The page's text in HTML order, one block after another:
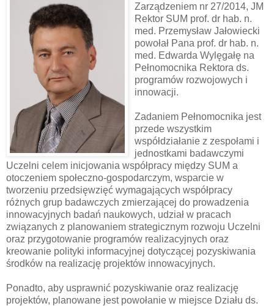
Zarządzeniem nr 27/2014, JM
Rektor SUM prof. dr hab. n.
med. Przemysław Jałowiecki
powołał Pana prof. dr hab. n.
med. Edwarda Wylęgałę na
Pełnomocnika Rektora ds.
programów rozwojowych i
innowacji.
Zadaniem Pełnomocnika jest
przede wszystkim
współdziałanie z zespołami i
jednostkami badawczymi
Uczelni celem inicjowania współpracy między SUM a
otoczeniem społeczno-gospodarczym, wsparcie w
tworzeniu przedsięwzięć wymagających współpracy
różnych grup badawczych zmierzającej do prowadzenia
innowacyjnych badań naukowych, udział w pracach
związanych z planowaniem strategicznym rozwoju Uczelni
oraz przygotowanie programów realizacyjnych oraz
kreowanie polityki informacyjnej dotyczącej pozyskiwania
środków na realizację projektów innowacyjnych.
Ponadto, aby usprawnić pozyskiwanie oraz realizację
projektów, planowane jest powołanie w miejsce Działu ds.